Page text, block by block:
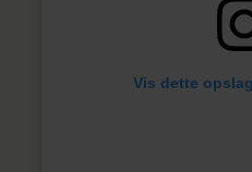
Vis dette